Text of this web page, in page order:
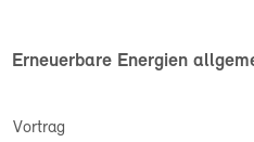
Erneuerbare Energien
Vortrag